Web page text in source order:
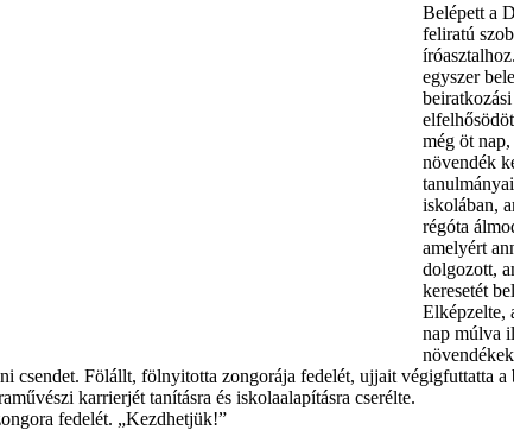
Belépett a
feliratú
egyszer
még öt nap,
növendék
iskolában,
régóta
amelyért
dolgozott,
keresetét
Elképzelte,
nap múlva
csendet. Fölállt, fölnyitotta zongorája fedelét, ujjait végigfuttatta
karrierjét tanításra és iskolaalapításra cserélte.
fedelét. „Kezdhetjük!”